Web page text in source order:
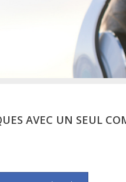
AVEC UN SEUL